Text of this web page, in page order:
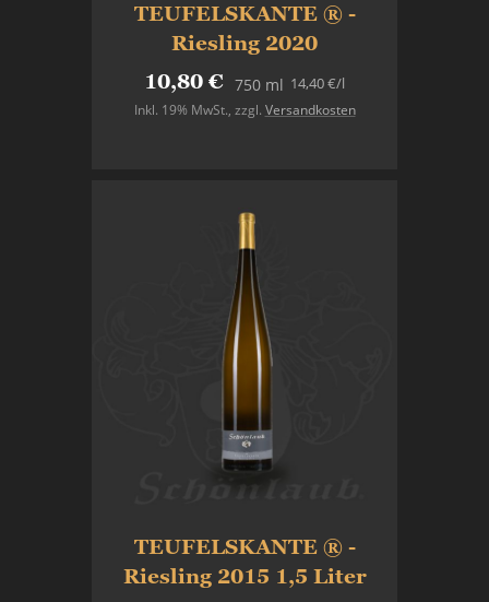
TEUFELSKANTE ® -
Riesling 2020
10,80 € 750 ml
Inkl. 19% MwSt., zzgl. Versandkosten
14,40 €/l
TEUFELSKANTE ® -
Riesling 2015 1,5 Liter